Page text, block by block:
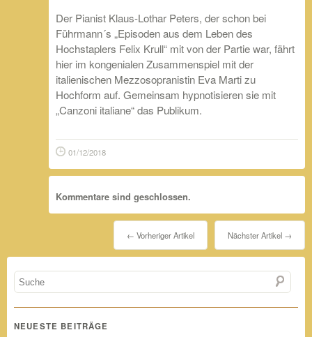
Der Pianist Klaus-Lothar Peters, der schon bei
Führmann´s „Episoden aus dem Leben des
Hochstaplers Felix Krull“ mit von der Partie war, fährt
hier im kongenialen Zusammenspiel mit der
italienischen Mezzosopranistin Eva Marti zu
Hochform auf. Gemeinsam hypnotisieren sie mit
„Canzoni italiane“ das Publikum.
01/12/2018
Kommentare sind geschlossen.
Nächster Artikel →
← Vorheriger Artikel
NEUESTE BEITRÄGE